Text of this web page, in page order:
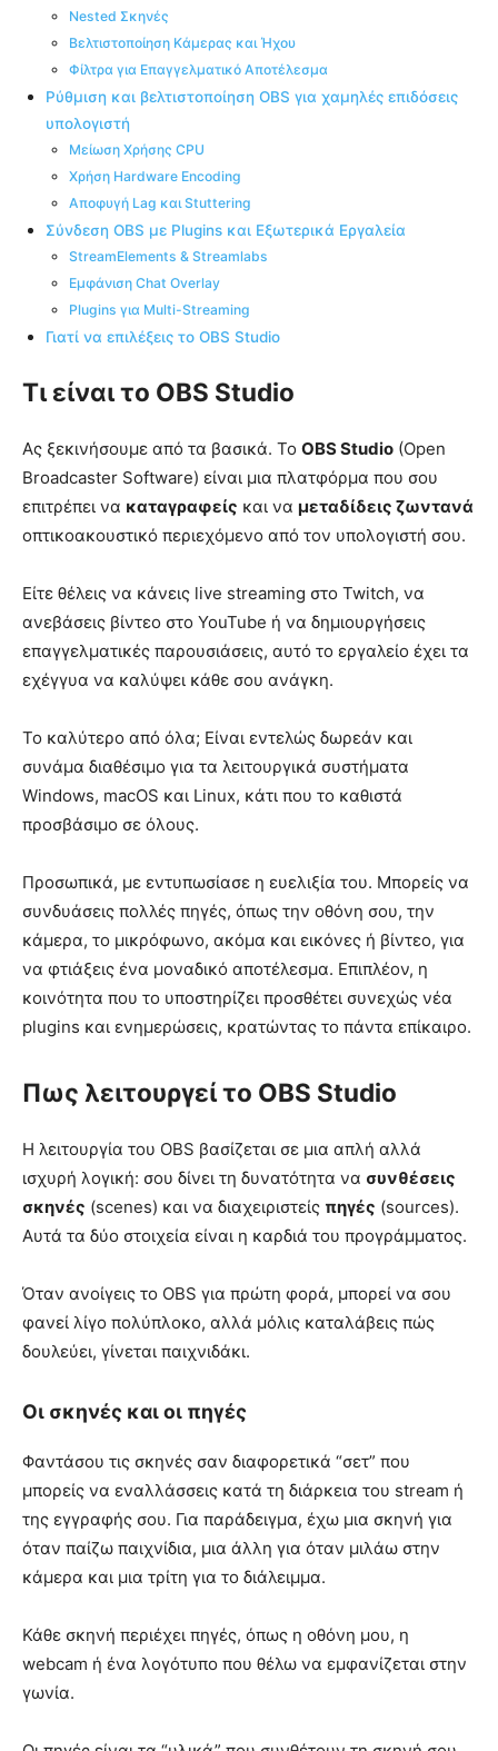
Nested Σκηνές
Βελτιστοποίηση Κάμερας και Ήχου
Φίλτρα για Επαγγελματικό Αποτέλεσμα
Ρύθμιση και βελτιστοποίηση OBS για χαμηλές επιδόσεις
υπολογιστή
Μείωση Χρήσης CPU
Χρήση Hardware Encoding
Αποφυγή Lag και Stuttering
Σύνδεση OBS με Plugins και Εξωτερικά Εργαλεία
StreamElements & Streamlabs
Εμφάνιση Chat Overlay
Plugins για Multi-Streaming
Γιατί να επιλέξεις το OBS Studio
Τι είναι το OBS Studio
Ας ξεκινήσουμε από τα βασικά. Το OBS Studio (Open
Broadcaster Software) είναι μια πλατφόρμα που σου
επιτρέπει να καταγραφείς και να μεταδίδεις ζωντανά
οπτικοακουστικό περιεχόμενο από τον υπολογιστή σου.
Είτε θέλεις να κάνεις live streaming στο Twitch, να
ανεβάσεις βίντεο στο YouTube ή να δημιουργήσεις
επαγγελματικές παρουσιάσεις, αυτό το εργαλείο έχει τα
εχέγγυα να καλύψει κάθε σου ανάγκη.
Το καλύτερο από όλα; Είναι εντελώς δωρεάν και
συνάμα διαθέσιμο για τα λειτουργικά συστήματα
Windows, macOS και Linux, κάτι που το καθιστά
προσβάσιμο σε όλους.
Προσωπικά, με εντυπωσίασε η ευελιξία του. Μπορείς να
συνδυάσεις πολλές πηγές, όπως την οθόνη σου, την
κάμερα, το μικρόφωνο, ακόμα και εικόνες ή βίντεο, για
να φτιάξεις ένα μοναδικό αποτέλεσμα. Επιπλέον, η
κοινότητα που το υποστηρίζει προσθέτει συνεχώς νέα
plugins και ενημερώσεις, κρατώντας το πάντα επίκαιρο.
Πως λειτουργεί το OBS Studio
Η λειτουργία του OBS βασίζεται σε μια απλή αλλά
ισχυρή λογική: σου δίνει τη δυνατότητα να συνθέσεις
σκηνές (scenes) και να διαχειριστείς πηγές (sources).
Αυτά τα δύο στοιχεία είναι η καρδιά του προγράμματος.
Όταν ανοίγεις το OBS για πρώτη φορά, μπορεί να σου
φανεί λίγο πολύπλοκο, αλλά μόλις καταλάβεις πώς
δουλεύει, γίνεται παιχνιδάκι.
Οι σκηνές και οι πηγές
Φαντάσου τις σκηνές σαν διαφορετικά “σετ” που
μπορείς να εναλλάσσεις κατά τη διάρκεια του stream ή
της εγγραφής σου. Για παράδειγμα, έχω μια σκηνή για
όταν παίζω παιχνίδια, μια άλλη για όταν μιλάω στην
κάμερα και μια τρίτη για το διάλειμμα.
Κάθε σκηνή περιέχει πηγές, όπως η οθόνη μου, η
webcam ή ένα λογότυπο που θέλω να εμφανίζεται στην
γωνία.